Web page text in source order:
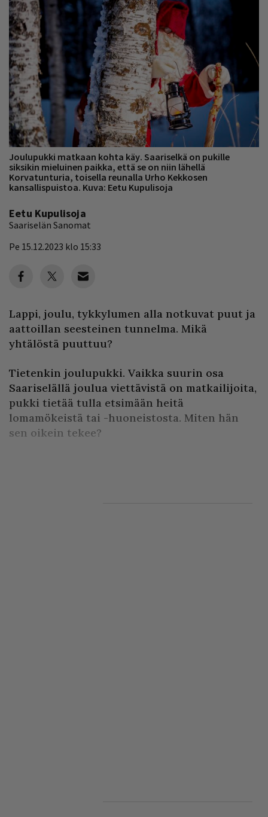
Joulupukki matkaan kohta käy. Saariselkä on pukille
siksikin mieluinen paikka, että se on niin lähellä
Korvatunturia, toisella reunalla Urho Kekkosen
kansallispuistoa. Kuva: Eetu Kupulisoja
Eetu Kupulisoja
Saariselän Sanomat
Pe 15.12.2023 klo 15:33
Lappi, joulu, tykkylumen alla notkuvat puut ja
aattoillan seesteinen tunnelma. Mikä
yhtälöstä puuttuu?
Tietenkin joulupukki. Vaikka suurin osa
Saariselällä joulua viettävistä on matkailijoita,
pukki tietää tulla etsimään heitä
lomamökeistä tai -huoneistosta. Miten hän
sen oikein tekee?